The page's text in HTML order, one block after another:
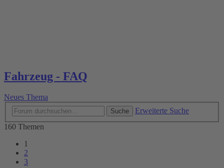
Fahrzeug - FAQ
Neues Thema
Suche
Erweiterte Suche
160 Themen
1
2
3